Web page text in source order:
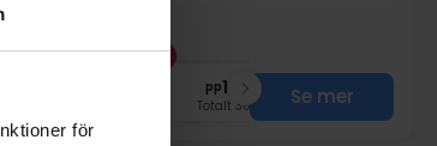
för
FÅ KVAR
pp1839:-
Totalt 3678:- Se mer